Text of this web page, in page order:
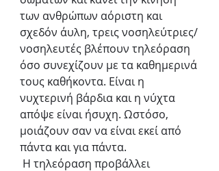
των ανθρώπων αόριστη και
σχεδόν άυλη, τρεις νοσηλεύτριες/
νοσηλευτές βλέπουν τηλεόραση
όσο συνεχίζουν με τα καθημερινά
τους καθήκοντα. Είναι η
νυχτερινή βάρδια και η νύχτα
απόψε είναι ήσυχη. Ωστόσο,
μοιάζουν σαν να είναι εκεί από
πάντα και για πάντα.